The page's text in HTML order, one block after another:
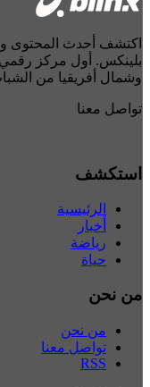
اكتشف أحدث المحتوى
بلينكس. أول مركز
وشمال أفريقيا من
تواصل معنا
استكشف
الرئيسية
أخبار
رياضة
حياة
من نحن
من نحن
تواصل معنا
RSS